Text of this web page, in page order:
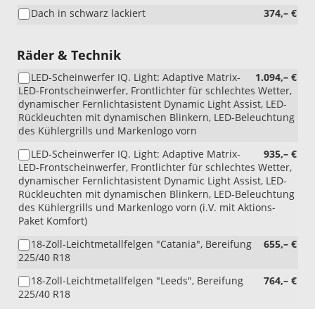
374,– €
Dach in schwarz lackiert
Räder & Technik
1.094,– €
LED-Scheinwerfer IQ. Light: Adaptive Matrix-
LED-Frontscheinwerfer, Frontlichter für schlechtes Wetter,
dynamischer Fernlichtasistent Dynamic Light Assist, LED-
Rückleuchten mit dynamischen Blinkern, LED-Beleuchtung
des Kühlergrills und Markenlogo vorn
935,– €
LED-Scheinwerfer IQ. Light: Adaptive Matrix-
LED-Frontscheinwerfer, Frontlichter für schlechtes Wetter,
dynamischer Fernlichtasistent Dynamic Light Assist, LED-
Rückleuchten mit dynamischen Blinkern, LED-Beleuchtung
des Kühlergrills und Markenlogo vorn (i.V. mit Aktions-
Paket Komfort)
655,– €
18-Zoll-Leichtmetallfelgen "Catania", Bereifung
225/40 R18
764,– €
18-Zoll-Leichtmetallfelgen "Leeds", Bereifung
225/40 R18